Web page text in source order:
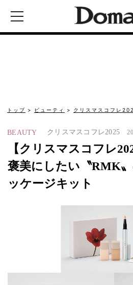
トップ ビューティ クリスマスコフレ
BEAUTY クリスマスコフレ2025
【クリスマスコフレ
褒美にしたい〝RMK
ッケージキット